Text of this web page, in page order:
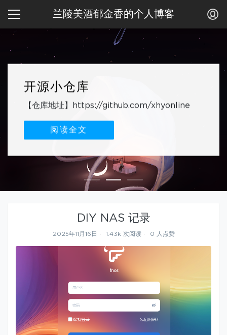
兰陵美酒郁金香的个人博客
天室
基于 GatewayWorker+Thinkphp5.1写的一套匿
名匹配聊天室,供大家一起学习与交流
开源小仓库
【仓库地址】https://github.com/xhyonline
阅读全文
关于作者
关于我
阅读全文
DIY NAS 记录
2025年11月16日 1.43k 次阅读 0 人点赞